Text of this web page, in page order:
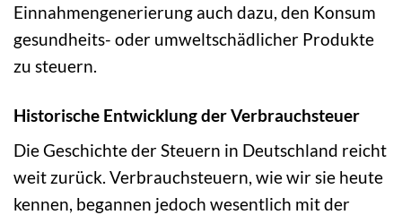
Einnahmengenerierung auch dazu, den Konsum
gesundheits- oder umweltschädlicher Produkte
zu steuern.
Historische Entwicklung der Verbrauchsteuer
Die Geschichte der Steuern in Deutschland reicht
weit zurück. Verbrauchsteuern, wie wir sie heute
kennen, begannen jedoch wesentlich mit der